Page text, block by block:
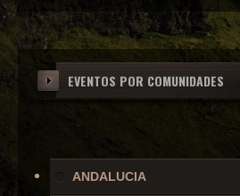
EVENTOS POR COMUNIDADES
ANDALUCIA